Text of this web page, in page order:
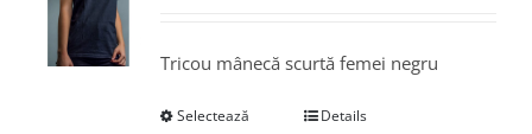
Tricou mânecă scurtă femei negru
Selectează
Details